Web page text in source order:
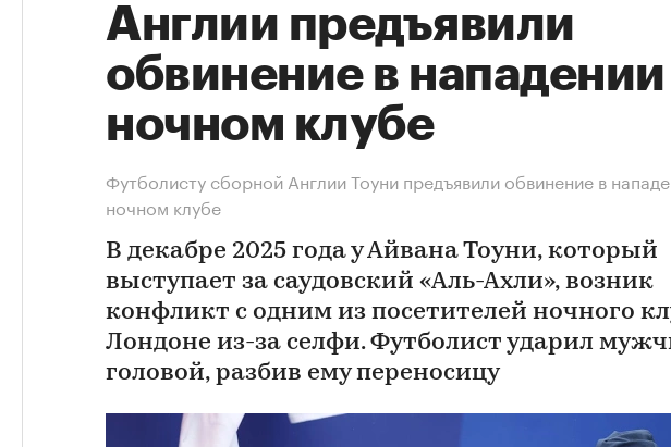
Англии предъявили
обвинение в нападении
ночном клубе
Футболисту сборной Англии Тоуни предъявили обвинение в
ночном клубе
В декабре 2025 года у Айвана Тоуни, который
выступает за саудовский «Аль-Ахли», возник
конфликт с одним из посетителей ночного
Лондоне из-за селфи. Футболист ударил
головой, разбив ему переносицу